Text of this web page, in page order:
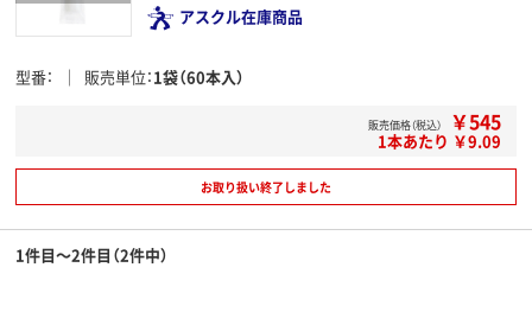
アスクル在庫商品
型番 販売単位 1袋（60本入）
販売価格（税込） ￥545
1本あたり ￥9.09
お取り扱い終了しました
1件目～2件目（2件中）